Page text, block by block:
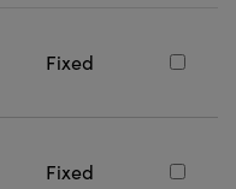
Fixed
Fixed